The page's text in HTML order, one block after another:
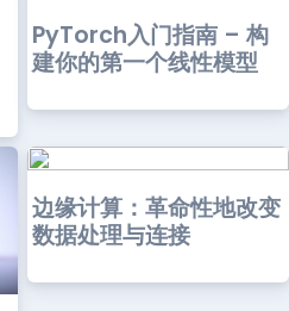
PyTorch入门指南 – 构
建你的第一个线性模型
边缘计算：革命性地改变
数据处理与连接